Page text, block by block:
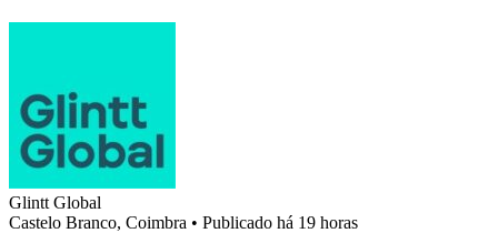
Glintt Global
Castelo Branco, Coimbra • Publicado há 19 horas